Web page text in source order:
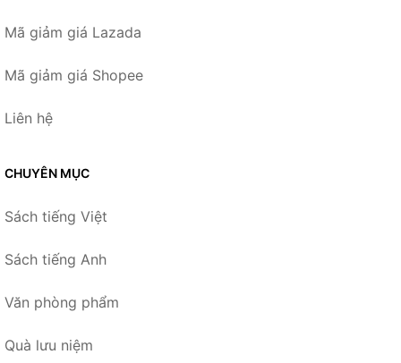
Mã giảm giá Lazada
Mã giảm giá Shopee
Liên hệ
CHUYÊN MỤC
Sách tiếng Việt
Sách tiếng Anh
Văn phòng phẩm
Quà lưu niệm